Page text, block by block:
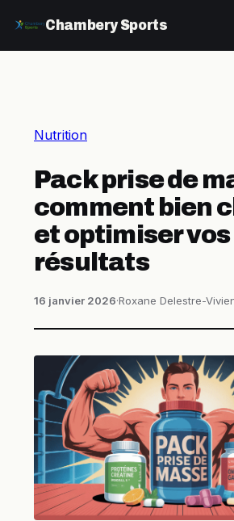
Chambery Sports
Nutrition
Pack prise de
comment bien
et optimiser vos
résultats
16 janvier 2026·Roxane Delestre-